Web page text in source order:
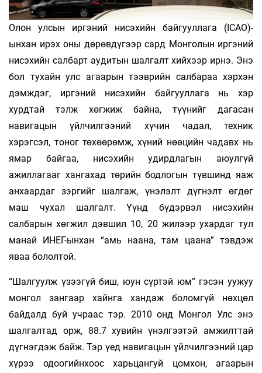
Олон улсын иргэний нисэхийн байгууллага (ICAO)-
ынхан ирэх оны дөрөвдүгээр сард Монголын иргэний
нисэхийн салбарт аудитын шалгалт хийхээр ирнэ. Энэ
бол тухайн улс агаарын тээврийн салбараа хэрхэн
дэмждэг, иргэний нисэхийн байгууллага нь хэр
хурдтай тэлж хөгжиж байна, түүнийг дагасан
навигацын үйлчилгээний хүчин чадал, техник
хэрэгсэл, тоног төхөөрөмж, хүний нөөцийн чадавх нь
ямар байгаа, нисэхийн удирдлагын аюулгүй
ажиллагааг хангахад төрийн бодлогын түвшинд яаж
анхаардаг зэргийг шалгаж, үнэлэлт дүгнэлт өгдөг
маш чухал шалгалт. Үүнд бүдэрвэл нисэхийн
салбарын хөгжил дэвшил 10, 20 жилээр ухардаг тул
манай ИНЕГ-ынхан “амь наана, там цаана” тэвдэж
яваа бололтой.
“Шалгуулж үзээгүй биш, юун сүртэй юм” гэсэн уужуу
монгол зангаар хайнга хандаж боломгүй нөхцөл
байдалд буй учраас тэр. 2010 онд Монгол Улс энэ
шалгалтад орж, 88.7 хувийн үнэлгээтэй амжилттай
дүгнэгдэж байж. Тэр үед навигацын үйлчилгээний цар
хүрээ одоогийнхоос харьцангуй цомхон, агаарын